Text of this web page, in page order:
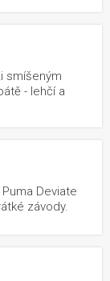
smíšeným
- lehčí a
Deviate
závody.